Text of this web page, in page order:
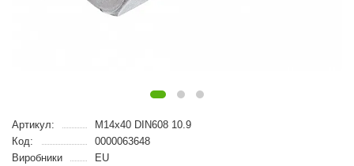
Артикул:
M14x40 DIN608 10.9
Код:
0000063648
Виробники
EU